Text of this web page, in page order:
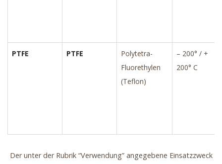
PTFE PTFE
Polytetra-
Fluorethylen
(Teflon)
– 200° / +
200° C
Der unter der Rubrik “Verwendung” angegebene Einsatzzweck